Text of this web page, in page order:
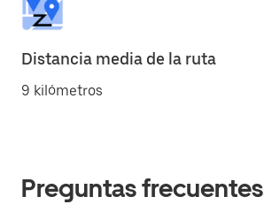
Distancia media de la ruta
9 kilómetros
Preguntas frecuentes